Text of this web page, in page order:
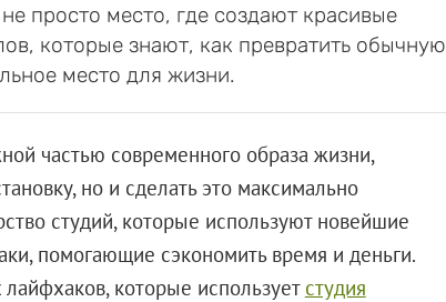
просто место, где создают красивые
которые знают, как превратить обычную
место для жизни.
частью современного образа жизни,
но и сделать это максимально
студий, которые используют новейшие
помогающие сэкономить время и деньги.
которые использует студия